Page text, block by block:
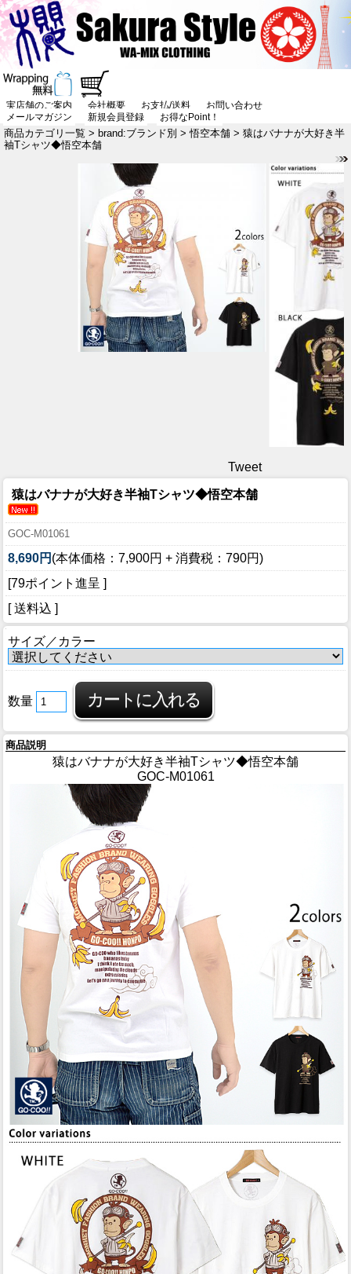
実店舗のご案内 会社概要 お支払/送料
お問い合わせ
メールマガジン
新規会員登録 お得なPoint！
商品カテゴリ一覧 > brand:ブランド別 >悟空本舗 > 猿はバナナが大好き半
袖Tシャツ◆悟空本舗
Tweet
猿はバナナが大好き半袖Tシャツ◆悟空本舗
GOC-M01061
8,690円 (本体価格：7,900円 + 消費税：790円)
[79ポイント進呈 ]
[ 送料込 ]
サイズ／カラー
数量
商品説明
猿はバナナが大好き半袖Tシャツ◆悟空本舗
GOC-M01061